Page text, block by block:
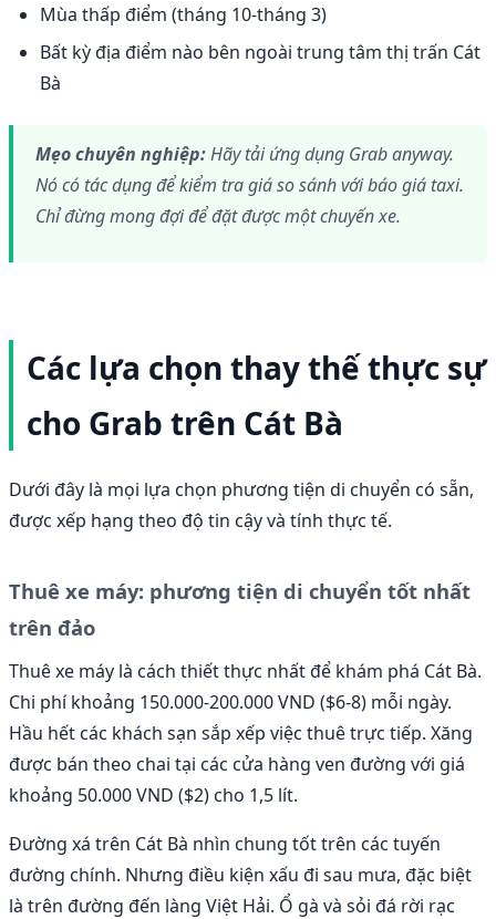
Mùa thấp điểm (tháng 10-tháng 3)
Bất kỳ địa điểm nào bên ngoài trung tâm thị trấn Cát
Bà
Mẹo chuyên nghiệp:Hãy tải ứng dụng Grab anyway.
Nó có tác dụng để kiểm tra giá so sánh với báo giá taxi.
Chỉ đừng mong đợi để đặt được một chuyến xe.
Các lựa chọn thay thế thực sự
cho Grab trên Cát Bà
Dưới đây là mọi lựa chọn phương tiện di chuyển có sẵn,
được xếp hạng theo độ tin cậy và tính thực tế.
Thuê xe máy: phương tiện di chuyển tốt nhất
trên đảo
Thuê xe máy là cách thiết thực nhất để khám phá Cát Bà.
Chi phí khoảng 150.000-200.000 VND ($6-8) mỗi ngày.
Hầu hết các khách sạn sắp xếp việc thuê trực tiếp. Xăng
được bán theo chai tại các cửa hàng ven đường với giá
khoảng 50.000 VND ($2) cho 1,5 lít.
Đường xá trên Cát Bà nhìn chung tốt trên các tuyến
đường chính. Nhưng điều kiện xấu đi sau mưa, đặc biệt
là trên đường đến làng Việt Hải. Ổ gà và sỏi đá rời rạc